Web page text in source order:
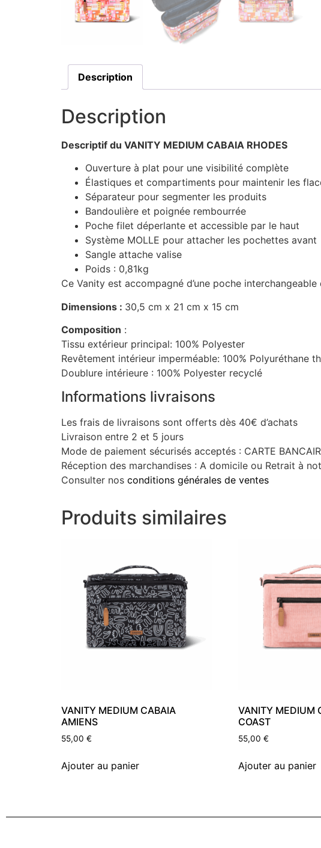
Description
Description
Descriptif du VANITY MEDIUM CABAIA RHODES
Ouverture à plat pour une visibilité complète
Élastiques et compartiments pour maintenir les
Séparateur pour segmenter les produits
Bandoulière et poignée rembourrée
Poche filet déperlante et accessible par le haut
Système MOLLE pour attacher les pochettes avant
Sangle attache valise
Poids : 0,81kg
Ce Vanity est accompagné d’une poche interchangeable
Dimensions : 30,5 cm x 21 cm x 15 cm
Composition :
Tissu extérieur principal: 100% Polyester
Revêtement intérieur imperméable: 100% Polyuréthane
Doublure intérieure : 100% Polyester recyclé
Informations livraisons
Les frais de livraisons sont offerts dès 40€ d’achats
Livraison entre 2 et 5 jours
Mode de paiement sécurisés acceptés : CARTE
Réception des marchandises : A domicile ou Retrait à
Consulter nos conditions générales de ventes
Produits similaires
VANITY MEDIUM CABAIA
AMIENS
55,00 €
Ajouter au panier
VANITY MEDIUM
COAST
55,00 €
Ajouter au panier